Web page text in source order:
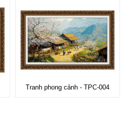
Tranh phong cảnh - TPC-004